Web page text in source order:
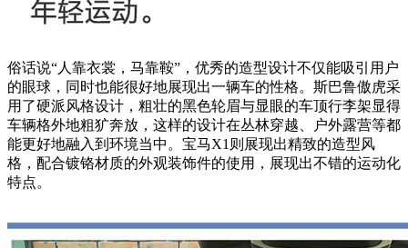
俗话说“人靠衣裳，马靠鞍”，优秀的造型设计不仅能吸引用户
的眼球，同时也能很好地展现出一辆车的性格。斯巴鲁傲虎采
用了硬派风格设计，粗壮的黑色轮眉与显眼的车顶行李架显得
车辆格外地粗犷奔放，这样的设计在丛林穿越、户外露营等都
能更好地融入到环境当中。宝马X1则展现出精致的造型风
格，配合镀铬材质的外观装饰件的使用，展现出不错的运动化
特点。